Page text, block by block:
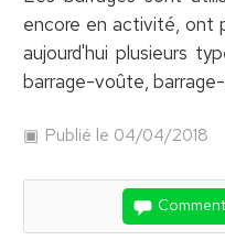
encore en activité, ont
aujourd'hui plusieurs
barrage-voûte,
Publié le 04/04/2018